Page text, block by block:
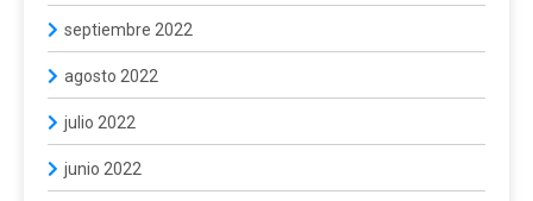
septiembre 2022
agosto 2022
julio 2022
junio 2022